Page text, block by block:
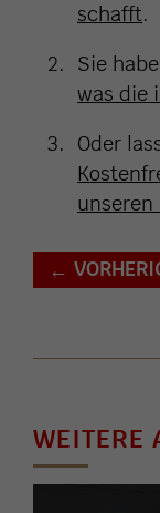
schafft.
Sie
was die
Oder
unseren
←
WEITERE